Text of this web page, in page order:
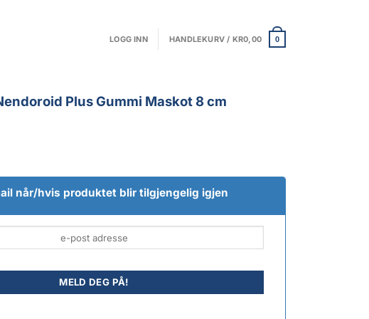
LOGG INN HANDLEKURV / KR0,00 0
Plus Gummi Maskot 8 cm
når/hvis produktet blir tilgjengelig igjen